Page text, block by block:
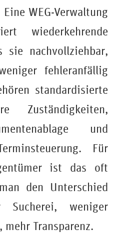
WEG-Verwaltung
wiederkehrende
sie nachvollziehbar,
fehleranfällig
standardisierte
Zuständigkeiten,
und
Für
ist das oft
den Unterschied
Sucherei, weniger
Transparenz.